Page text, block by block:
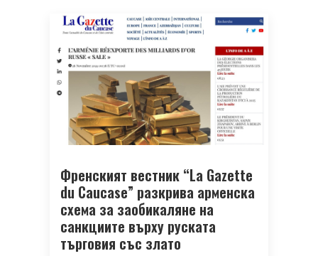
Френският вестник “La Gazette
du Caucase” разкрива арменска
схема за заобикаляне на
санкциите върху руската
търговия със злато